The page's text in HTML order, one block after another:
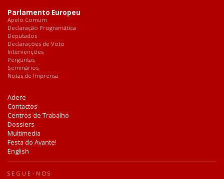
Parlamento Europeu
Apelo Comum
Declaração Programática
Deputados
Declarações de Voto
Intervenções
Perguntas
Seminários
Notas de Imprensa
Adere
Contactos
Centros de Trabalho
Dossiers
Multimedia
Festa do Avante!
English
SEGUE-NOS